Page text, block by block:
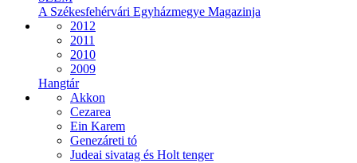
A Székesfehérvári Egyházmegye Magazinja
2012
2011
2010
2009
Hangtár
Akkon
Cezarea
Ein Karem
Genezáreti tó
Judeai sivatag és Holt tenger